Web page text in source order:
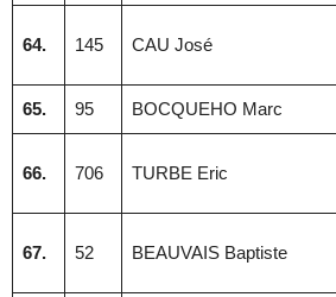
64. 145 CAU José
65. 95 BOCQUEHO Marc
66. 706 TURBE Eric
67. 52 BEAUVAIS Baptiste